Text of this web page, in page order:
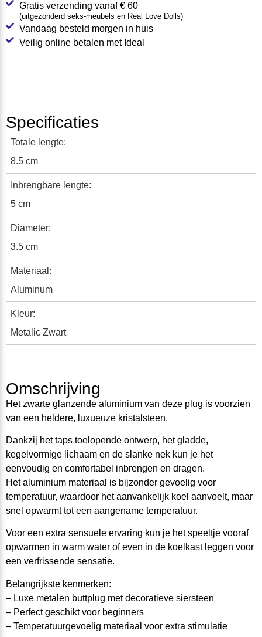
Gratis verzending vanaf € 60
(uitgezonderd seks-meubels en Real Love Dolls)
Vandaag besteld morgen in huis
Veilig online betalen met Ideal
Specificaties
Totale lengte:
8.5 cm
Inbrengbare lengte:
5 cm
Diameter:
3.5 cm
Materiaal:
Aluminum
Kleur:
Metalic Zwart
Omschrijving
Het zwarte glanzende aluminium van deze plug is voorzien
van een heldere, l uxueuze kristal steen.
Dankzij hettaps toelopende ontwerp, hetgl adde,
kegelvormige lichaam en de slanke nek kun je het
eenvoudig en comfortabe inbrengen en dragen.
Het aluminium materiaal is bijzonder gevoelig voor
temperatuur, waardoor hetaanvankelijk koel aanvoelt, maar
snel opwarmt toteen aangename temperatuur.
Voor een extra sensue le ervaring kun je hetspeeltje vooraf
opwarmen in warm water of even in de koelkast leggen voor
een verfrissende sensatie.
Belangrijkste kenmerken:
– Luxe metalen buttplug metdecoratieve siersteen
– Perfect geschiktvoor beginners
– Temperatuurgevoe lig materiaa voor extra stimu atie